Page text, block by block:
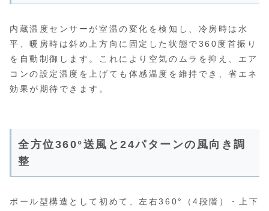
内蔵温度センサーが室温の変化を検知し、冷房時は水
平、暖房時は斜め上方向に固定した状態で360度首振り
を自動制御します。これにより空気のムラを抑え、エア
コンの設定温度を上げても体感温度を維持でき、省エネ
効果が期待できます。
全方位360°送風と24パターンの風向き調
整
ボール型構造として初めて、左右360°（4段階）・上下